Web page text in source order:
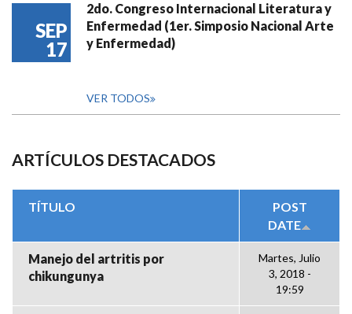
SEP
17
2do. Congreso Internacional Literatura y
Enfermedad (1er. Simposio Nacional Arte
y Enfermedad)
VER TODOS
ARTÍCULOS DESTACADOS
TÍTULO
POST
DATE
Manejo del artritis por
chikungunya
Martes, Julio
3, 2018 -
19:59